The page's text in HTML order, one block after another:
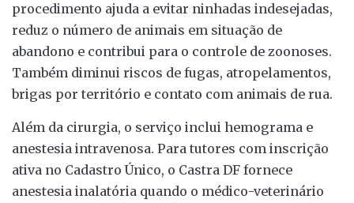
procedimento ajuda a evitar ninhadas indesejadas,
reduz o número de animais em situação de
abandono e contribui para o controle de zoonoses.
Também diminui riscos de fugas, atropelamentos,
brigas por território e contato com animais de rua.
Além da cirurgia, o serviço inclui hemograma e
anestesia intravenosa. Para tutores com inscrição
ativa no Cadastro Único, o Castra DF fornece
anestesia inalatória quando o médico-veterinário